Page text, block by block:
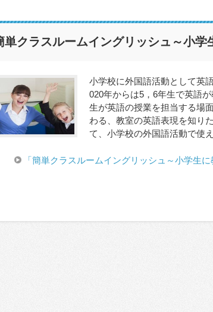
単クラスルームイングリッシュ～小学
小学校に外国語活動として英
020年からは5，6年生で英語
生が英語の授業を担当する場
わる、教室の英語表現を知り
て、小学校の外国語活動で使
「簡単クラスルームイングリッシュ～小学生